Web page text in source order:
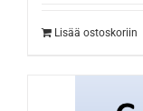
Lisää ostoskoriin